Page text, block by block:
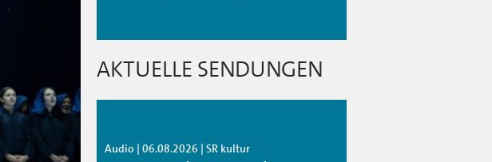
AKTUELLE SENDUNGEN
Audio | 06.08.2026 | SR kultur